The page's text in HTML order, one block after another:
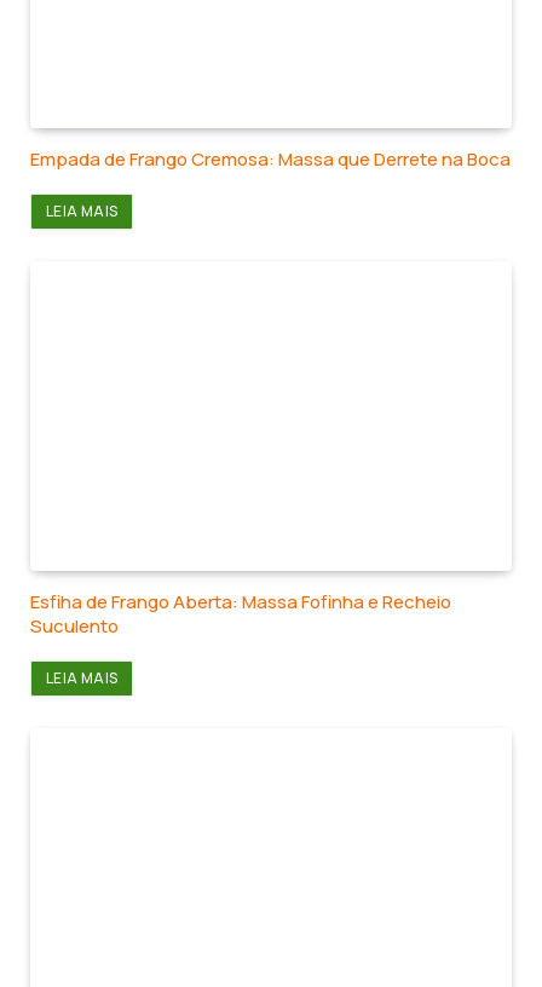
Empada de Frango Cremosa: Massa que Derrete na Boca
LEIA MAIS
Esfiha de Frango Aberta: Massa Fofinha e Recheio
Suculento
LEIA MAIS